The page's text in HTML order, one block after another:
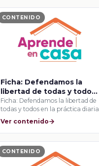
CONTENIDO
Ficha: Defendamos la
libertad de todas y todos
en la práctica diaria
Ficha: Defendamos la libertad de
todas y todos en la práctica diaria
Ver contenido
CONTENIDO